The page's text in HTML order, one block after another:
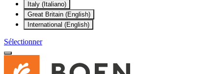
Italy (Italiano)
Great Britain (English)
International (English)
Sélectionner